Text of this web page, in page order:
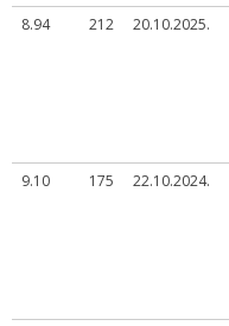
8.94
212 20.10.2025.
9.10
175 22.10.2024.